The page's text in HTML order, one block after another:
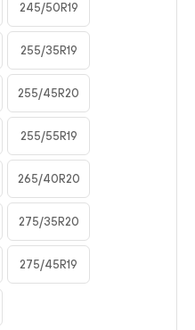
245/50R19
255/35R19
255/45R20
255/55R19
265/40R20
275/35R20
275/45R19